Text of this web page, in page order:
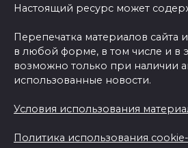
Настоящий ресурс может
Перепечатка материалов сайта
в любой форме, в том числе и в
возможно только при наличии
использованные новости.
Условия использования
Политика использования